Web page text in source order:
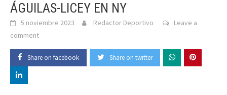
ÁGUILAS-LICEY EN NY
5 noviembre 2023 Redactor Deportivo
Leave a
comment
Share on facebook Share on twitter